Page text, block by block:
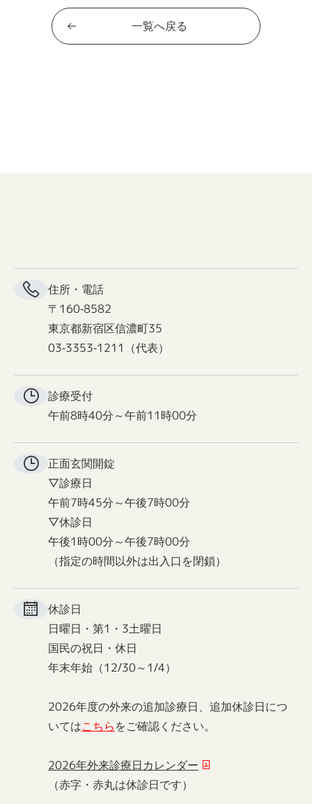
一覧へ戻る
住所・電話
〒160-8582
東京都新宿区信濃町35
03-3353-1211（代表）
診療受付
午前8時40分～午前11時00分
正面玄関開錠
▽診療日
午前7時45分～午後7時00分
▽休診日
午後1時00分～午後7時00分
（指定の時間以外は出入口を閉鎖）
休診日
日曜日・第1・3土曜日
国民の祝日・休日
年末年始（12/30～1/4）
2026年度の外来の追加診療日、追加休診日につ
いてはこちらをご確認ください。
2026年外来診療日カレンダー
（赤字・赤丸は休診日です）